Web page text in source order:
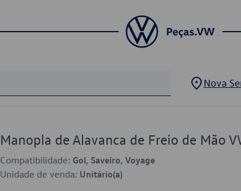
Nova
Manopla de Alavanca de Freio de Mão
Compatibilidade: Gol, Saveiro, Voyage
Unidade de venda: Unitário(a)